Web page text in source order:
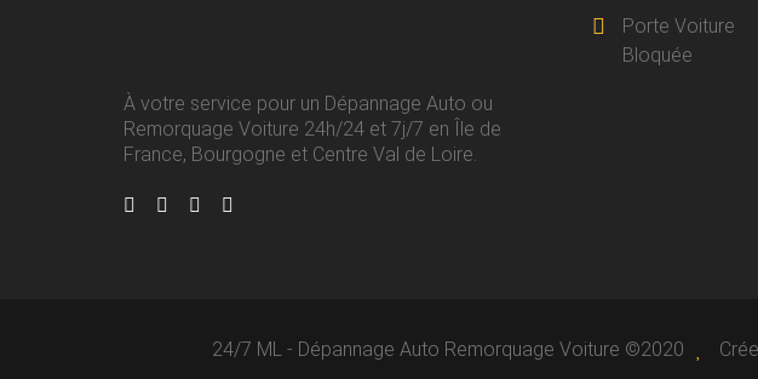
À votre service pour un Dépannage Auto ou
Remorquage Voiture 24h/24 et 7j/7 en Île de
France, Bourgogne et Centre Val de Loire.
Porte Voiture
Bloquée
24/7 ML - Dépannage Auto Remorquage Voiture ©2020